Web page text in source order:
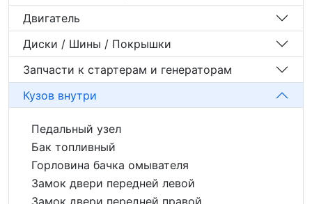
Двигатель
Диски / Шины / Покрышки
Запчасти к стартерам и генераторам
Кузов внутри
Педальный узел
Бак топливный
Горловина бачка омывателя
Замок двери передней левой
Замок двери передней правой